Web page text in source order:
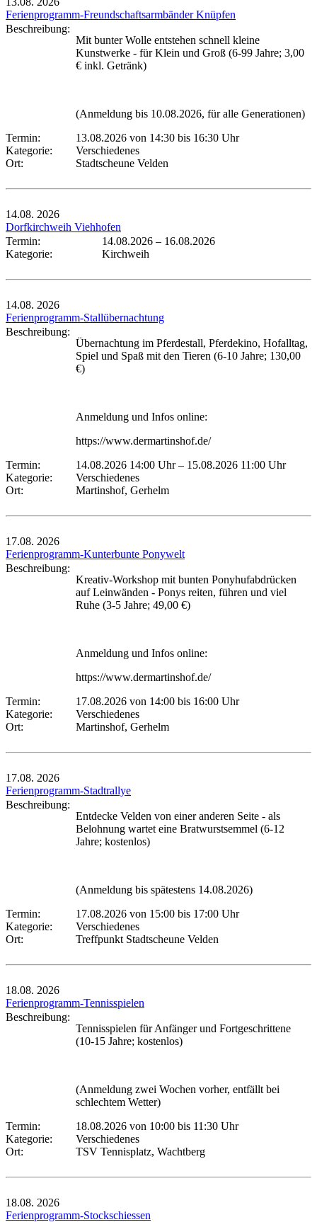
Ferienprogramm-Freundschaftsarmbänder Knüpfen
Beschreibung:
Mit bunter Wolle entstehen schnell kleine
Kunstwerke - für Klein und Groß (6-99 Jahre; 3,00
€ inkl. Getränk)
(Anmeldung bis 10.08.2026, für alle Generationen)
Termin:
13.08.2026 von 14:30 bis 16:30 Uhr
Kategorie:
Verschiedenes
Ort:
Stadtscheune Velden
14.08. 2026
Dorfkirchweih Viehhofen
Termin:
14.08.2026 – 16.08.2026
Kategorie:
Kirchweih
14.08. 2026
Ferienprogramm-Stallübernachtung
Beschreibung:
Übernachtung im Pferdestall, Pferdekino, Hofalltag,
Spiel und Spaß mit den Tieren (6-10 Jahre; 130,00
€)
Anmeldung und Infos online:
https://www.dermartinshof.de/
Termin:
14.08.2026 14:00 Uhr– 15.08.2026 11:00 Uhr
Kategorie:
Verschiedenes
Ort:
Martinshof, Gerhelm
17.08. 2026
Ferienprogramm-Kunterbunte Ponywelt
Beschreibung:
Kreativ-Workshop mit bunten Ponyhufabdrücken
auf Leinwänden - Ponys reiten, führen und viel
Ruhe (3-5 Jahre; 49,00 €)
Anmeldung und Infos online:
https://www.dermartinshof.de/
Termin:
17.08.2026 von 14:00 bis 16:00 Uhr
Kategorie:
Verschiedenes
Ort:
Martinshof, Gerhelm
17.08. 2026
Ferienprogramm-Stadtrallye
Beschreibung:
Entdecke Velden von einer anderen Seite - als
Belohnung wartet eine Bratwurstsemmel (6-12
Jahre; kostenlos)
(Anmeldung bis spätestens 14.08.2026)
Termin:
17.08.2026 von 15:00 bis 17:00 Uhr
Kategorie:
Verschiedenes
Ort:
Treffpunkt Stadtscheune Velden
18.08. 2026
Ferienprogramm-Tennisspielen
Beschreibung:
Tennisspielen für Anfänger und Fortgeschrittene
(10-15 Jahre; kostenlos)
(Anmeldung zwei Wochen vorher, entfällt bei
schlechtem Wetter)
Termin:
18.08.2026 von 10:00 bis 11:30 Uhr
Kategorie:
Verschiedenes
Ort:
TSV Tennisplatz, Wachtberg
18.08. 2026
Ferienprogramm-Stockschiessen